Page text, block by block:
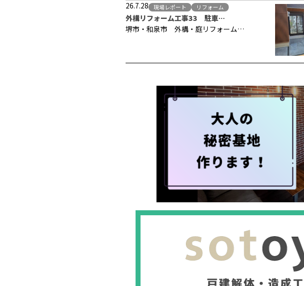
26.7.28 現場レポート リフォーム
外構リフォーム工事33 駐車…
堺市・和泉市 外構・庭リフォーム…